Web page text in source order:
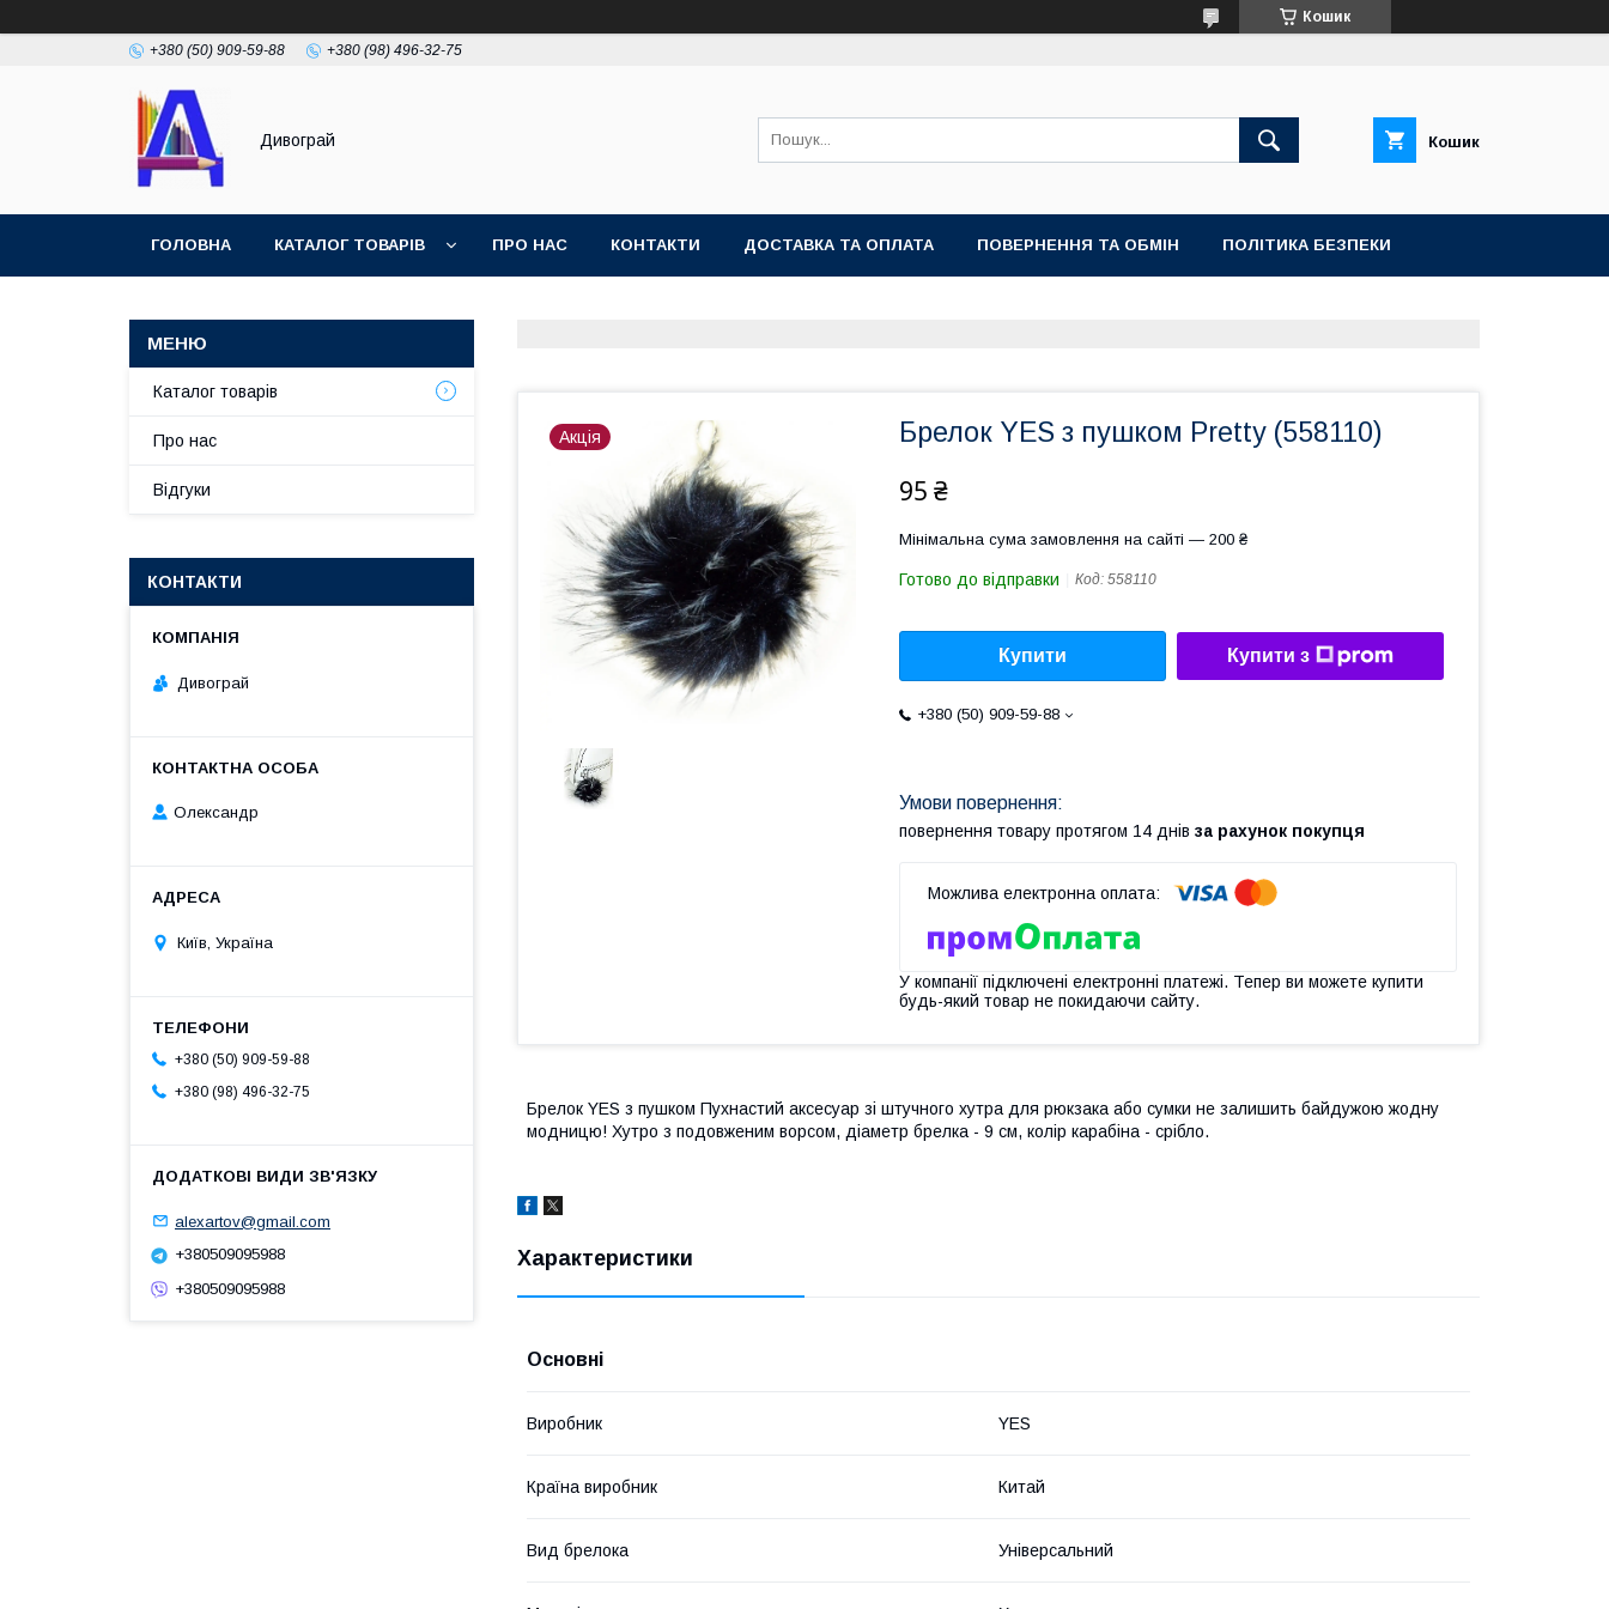
Кошик
+380 (50) 909-59-88 +380 (98) 496-32-75
Дивограй Кошик
ГОЛОВНА КАТАЛОГ ТОВАРІВ ПРО НАС КОНТАКТИ ДОСТАВКА ТА ОПЛАТА ПОВЕРНЕННЯ ТА ОБМІН ПОЛІТИКА БЕЗПЕКИ
Акція Брелок YES з пушком Pretty (558110)
95 ₴
Мінімальна сума замовлення на сайті — 200 ₴
Готово до відправки Код: 558110
Купити Купити з
+380 (50) 909-59-88
повернення товару протягом 14 днів за рахунок покупця
У компанії підключені електронні платежі. Тепер ви можете купити
будь-який товар не покидаючи сайту.
Брелок YES з пушком Пухнастий аксесуар зі штучного хутра для рюкзака або сумки не залишить байдужою жодну
модницю! Хутро з подовженим ворсом, діаметр брелка - 9 см, колір карабіна - срібло.
Характеристики
Основні
Виробник YES
Країна виробник Китай
Вид брелока Універсальний
Каталог товарів
Про нас
Відгуки
КОНТАКТИ
Дивограй
Олександр
Київ, Україна
+380 (50) 909-59-88
+380 (98) 496-32-75
alexartov@gmail.com
+380509095988
+380509095988